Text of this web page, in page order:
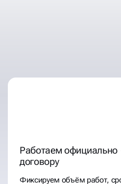
ПРОДВИЖЕНИЯ В
Работаем
договору
Фиксируем объём работ,